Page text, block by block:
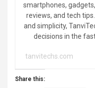
smartphones,
reviews, and tech
and simplicity,
decisions in the
tanvitechs.com
Share this: